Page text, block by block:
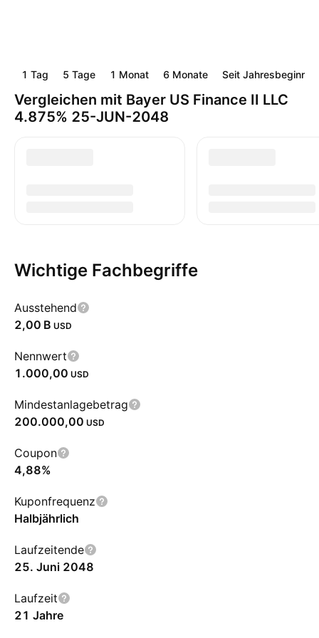
1 Tag 5 Tage 1 Monat 6 Monate Seit Jahresbeginn
Vergleichen mit Bayer US Finance II LLC
4.875% 25-JUN-2048
Wichtige Fachbegriffe
Ausstehend
‪2,00 B‬ USD
Nennwert
1.000,00 USD
Mindestanlagebetrag
200.000,00 USD
Coupon
4,88%
Kuponfrequenz
Halbjährlich
Laufzeitende
25. Juni 2048
Laufzeit
21 Jahre